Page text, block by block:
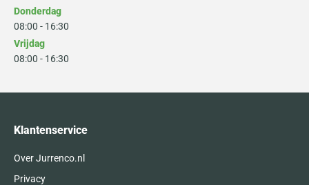
Donderdag
08:00 - 16:30
Vrijdag
08:00 - 16:30
Klantenservice
Over Jurrenco.nl
Privacy